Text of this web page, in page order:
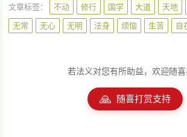
文章标签： 不动 修行 国学 大道 天地
无常
无心 无明 法身 烦恼 生苦 自
若法义对您有所助益，欢迎随
🙏 随喜打赏支持